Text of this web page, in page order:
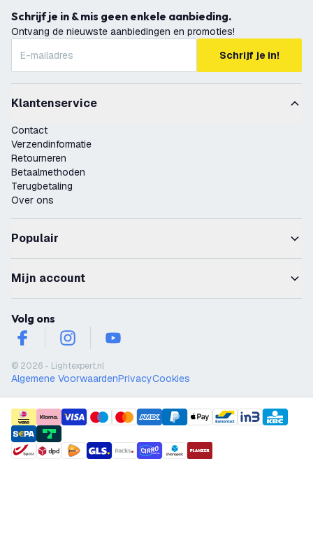
Schrijf je in & mis geen enkele aanbieding.
Ontvang de nieuwste aanbiedingen en promoties!
Schrijf je in!
Klantenservice
Contact
Verzendinformatie
Retourneren
Betaalmethoden
Terugbetaling
Over ons
Populair
Mijn account
Volg ons
facebookinstagramyoutube
© 2026 - Lightexpert.nl
Algemene VoorwaardenPrivacyCookies
payment methods
shipment methods